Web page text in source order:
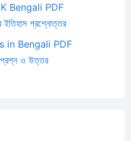
Bengali PDF
প্রশ্নোত্তর
in Bengali PDF
ও উত্তর